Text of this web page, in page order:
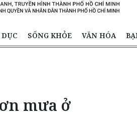
SỐNG KHỎE VĂN HÓA
mưa ở